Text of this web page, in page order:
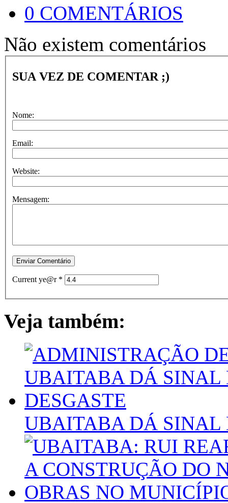
0 COMENTÁRIOS
Não existem comentários
SUA VEZ DE COMENTAR ;)
Nome:
Email:
Website:
Mensagem:
Current ye@r *
Veja também:
UBAITABA DÁ SINAL